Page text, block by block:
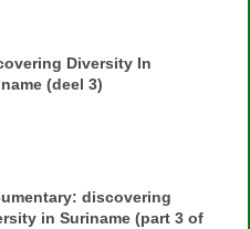
Diversity In
(deel 3)
discovering
in Suriname (part 3 of